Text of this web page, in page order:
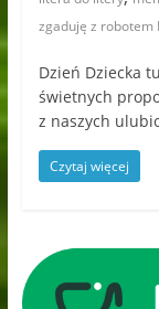
zgaduję z robotem
Dzień Dziecka
świetnych
z naszych
Czytaj więcej